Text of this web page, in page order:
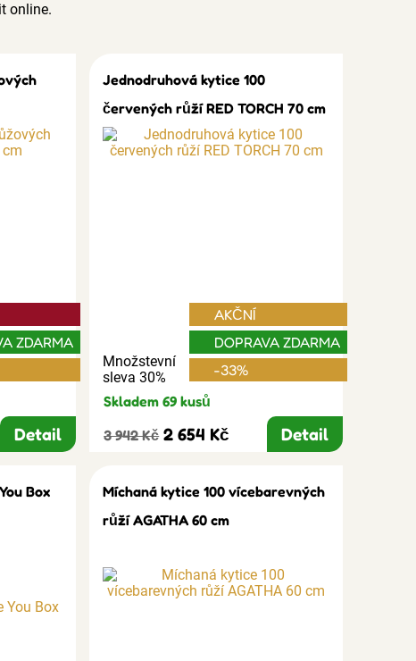
online.
ZDARMA
Detail
Jednodruhová kytice 100
červených růží RED TORCH 70 cm
Množstevní
sleva 30%
AKČNÍ
DOPRAVA ZDARMA
-33%
Skladem 69 kusů
3 942 Kč 2 654 Kč Detail
Box
Míchaná kytice 100 vícebarevných
růží AGATHA 60 cm